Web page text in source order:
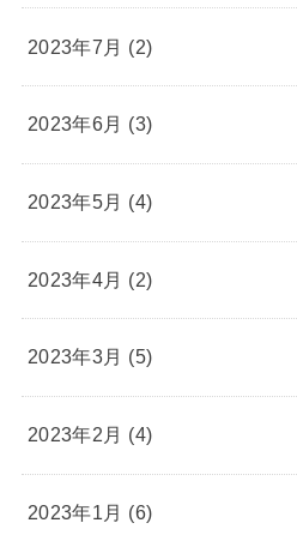
2023年7月 (2)
2023年6月 (3)
2023年5月 (4)
2023年4月 (2)
2023年3月 (5)
2023年2月 (4)
2023年1月 (6)